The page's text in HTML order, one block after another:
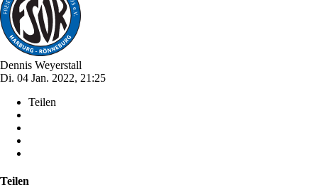
Dennis Weyerstall
Di. 04 Jan. 2022, 21:25
Teilen
Teilen